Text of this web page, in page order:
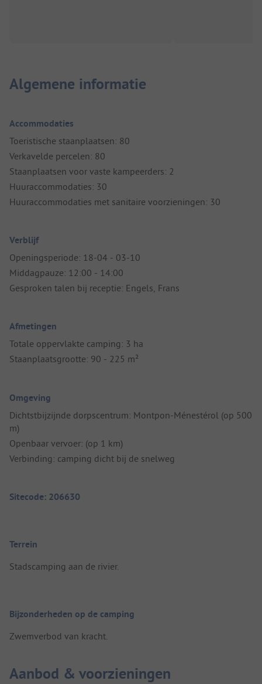
Algemene informatie
Accommodaties
Toeristische staanplaatsen: 80
Verkavelde percelen: 80
Staanplaatsen voor vaste kampeerders: 2
Huuraccommodaties: 30
Huuraccommodaties met sanitaire voorzieningen: 30
Verblijf
Openingsperiode: 18-04 - 03-10
Middagpauze: 12:00 - 14:00
Gesproken talen bij receptie: Engels, Frans
Afmetingen
Totale oppervlakte camping: 3 ha
Staanplaatsgrootte: 90 - 225 m²
Omgeving
Dichtstbijzijnde dorpscentrum: Montpon-Ménestérol (op 500
m)
Openbaar vervoer: (op 1 km)
Verbinding: camping dicht bij de snelweg
Sitecode: 206630
Terrein
Stadscamping aan de rivier.
Bijzonderheden op de camping
Zwemverbod van kracht.
Aanbod & voorzieningen